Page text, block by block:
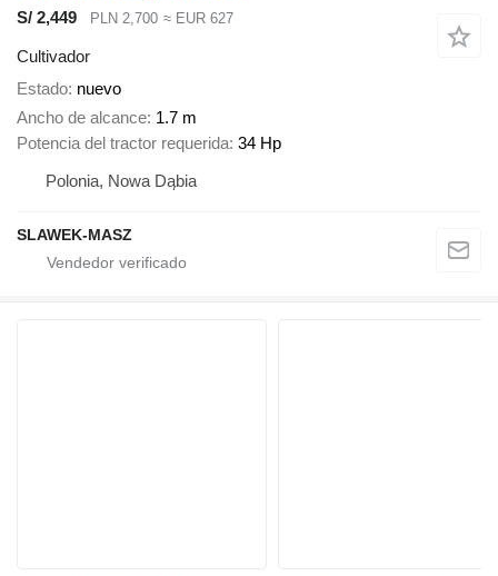
S/ 2,449
PLN 2,700 ≈ EUR 627
Cultivador
Estado nuevo
Ancho de alcance 1.7 m
Potencia del tractor requerida 34 Hp
Polonia, Nowa Dąbia
SLAWEK-MASZ